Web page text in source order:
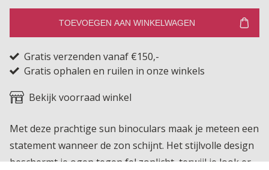
TOEVOEGEN AAN WINKELWAGEN
Gratis verzenden vanaf €150,-
Gratis ophalen en ruilen in onze winkels
Bekijk voorraad winkel
Met deze prachtige sun binoculars maak je meteen een
statement wanneer de zon schijnt. Het stijlvolle design
beschermt je ogen tegen fel zonlicht, terwijl je look er